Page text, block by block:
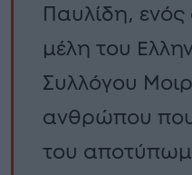
Παυλίδη, ενός
μέλη του
Συλλόγου
ανθρώπου
του